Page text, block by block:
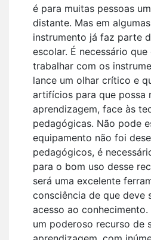
é para muitas pessoas
distante. Mas em
instrumento já faz parte
escolar. É necessário
trabalhar com os
lance um olhar crítico e
artifícios para que possa
aprendizagem, face às
pedagógicas. Não pode
equipamento não foi
pedagógicos, é
para o bom uso desse
será uma excelente
consciência de que deve
acesso ao
um poderoso recurso de